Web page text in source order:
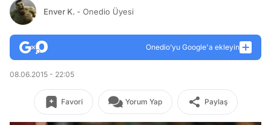
Enver K. - Onedio Üyesi
Onedio’yu Google'a ekleyin
08.06.2015 - 22:05
Favori Yorum Yap Paylaş